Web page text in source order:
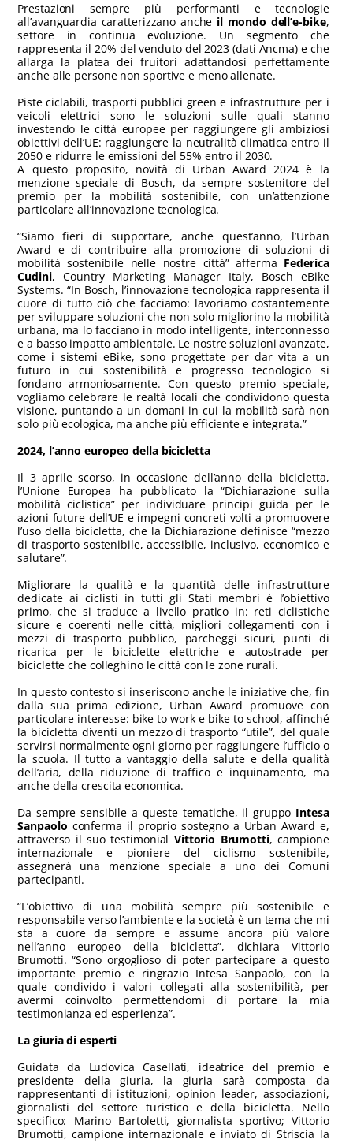
Prestazioni sempre più performanti e tecnologie
all’avanguardia caratterizzano anche il mondo dell’e-bike,
settore in continua evoluzione. Un segmento che
rappresenta il 20% del venduto del 2023 (dati Ancma) e che
allarga la platea dei fruitori adattandosi perfettamente
anche alle persone non sportive e meno allenate.
Piste ciclabili, trasporti pubblici green e infrastrutture per i
veicoli elettrici sono le soluzioni sulle quali stanno
investendo le città europee per raggiungere gli ambiziosi
obiettivi dell’UE: raggiungere la neutralità climatica entro il
2050 e ridurre le emissioni del 55% entro il 2030.
A questo proposito, novità di Urban Award 2024 è la
menzione speciale di Bosch, da sempre sostenitore del
premio per la mobilità sostenibile, con un’attenzione
particolare all’innovazione tecnologica.
“Siamo fieri di supportare, anche quest’anno, l’Urban
Award e di contribuire alla promozione di soluzioni di
mobilità sostenibile nelle nostre città” afferma Federica
Cudini, Country Marketing Manager Italy, Bosch eBike
Systems. “In Bosch, l’innovazione tecnologica rappresenta il
cuore di tutto ciò che facciamo: lavoriamo costantemente
per sviluppare soluzioni che non solo migliorino la mobilità
urbana, ma lo facciano in modo intelligente, interconnesso
e a basso impatto ambientale. Le nostre soluzioni avanzate,
come i sistemi eBike, sono progettate per dar vita a un
futuro in cui sostenibilità e progresso tecnologico si
fondano armoniosamente. Con questo premio speciale,
vogliamo celebrare le realtà locali che condividono questa
visione, puntando a un domani in cui la mobilità sarà non
solo più ecologica, ma anche più efficiente e integrata.”
2024, l’anno europeo della bicicletta
Il 3 aprile scorso, in occasione dell’anno della bicicletta,
l’Unione Europea ha pubblicato la “Dichiarazione sulla
mobilità ciclistica” per individuare principi guida per le
azioni future dell’UE e impegni concreti volti a promuovere
l’uso della bicicletta, che la Dichiarazione definisce “mezzo
di trasporto sostenibile, accessibile, inclusivo, economico e
salutare”.
Migliorare la qualità e la quantità delle infrastrutture
dedicate ai ciclisti in tutti gli Stati membri è l’obiettivo
primo, che si traduce a livello pratico in: reti ciclistiche
sicure e coerenti nelle città, migliori collegamenti con i
mezzi di trasporto pubblico, parcheggi sicuri, punti di
ricarica per le biciclette elettriche e autostrade per
biciclette che colleghino le città con le zone rurali.
In questo contesto si inseriscono anche le iniziative che, fin
dalla sua prima edizione, Urban Award promuove con
particolare interesse: bike to work e bike to school, affinché
la bicicletta diventi un mezzo di trasporto “utile”, del quale
servirsi normalmente ogni giorno per raggiungere l’ufficio o
la scuola. Il tutto a vantaggio della salute e della qualità
dell’aria, della riduzione di traffico e inquinamento, ma
anche della crescita economica.
Da sempre sensibile a queste tematiche, il gruppo Intesa
Sanpaolo conferma il proprio sostegno a Urban Award e,
attraverso il suo testimonial Vittorio Brumotti, campione
internazionale e pioniere del ciclismo sostenibile,
assegnerà una menzione speciale a uno dei Comuni
partecipanti.
“L’obiettivo di una mobilità sempre più sostenibile e
responsabile verso l’ambiente e la società è un tema che mi
sta a cuore da sempre e assume ancora più valore
nell’anno europeo della bicicletta”, dichiara Vittorio
Brumotti. “Sono orgoglioso di poter partecipare a questo
importante premio e ringrazio Intesa Sanpaolo, con la
quale condivido i valori collegati alla sostenibilità, per
avermi coinvolto permettendomi di portare la mia
testimonianza ed esperienza”.
La giuria di esperti
Guidata da Ludovica Casellati, ideatrice del premio e
presidente della giuria, la giuria sarà composta da
rappresentanti di istituzioni, opinion leader, associazioni,
giornalisti del settore turistico e della bicicletta. Nello
specifico: Marino Bartoletti, giornalista sportivo; Vittorio
Brumotti, campione internazionale e inviato di Striscia la